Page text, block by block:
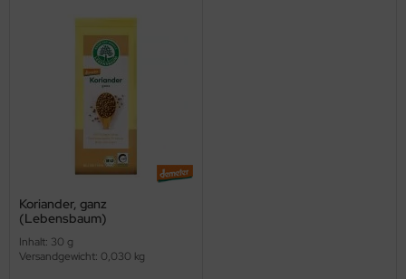
Koriander, ganz
(Lebensbaum)
Inhalt: 30 g
Versandgewicht: 0,030 kg